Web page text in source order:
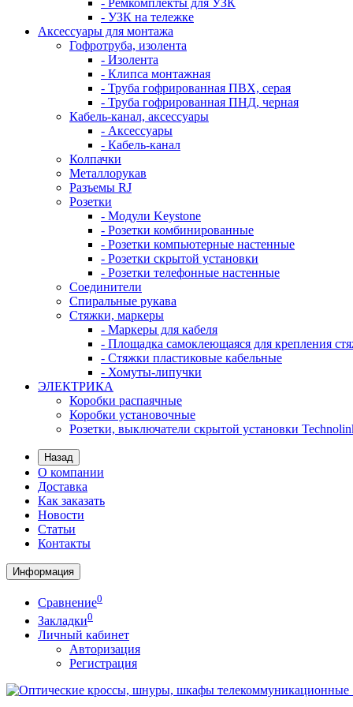
- Ремкомплекты для УЗК
- УЗК на тележке
Аксессуары для монтажа
Гофротруба, изолента
- Изолента
- Клипса монтажная
- Труба гофрированная ПВХ, серая
- Труба гофрированная ПНД, черная
Кабель-канал, аксессуары
- Аксессуары
- Кабель-канал
Колпачки
Металлорукав
Разъемы RJ
Розетки
- Модули Keystone
- Розетки комбинированные
- Розетки компьютерные настенные
- Розетки скрытой установки
- Розетки телефонные настенные
Соединители
Спиральные рукава
Стяжки, маркеры
- Маркеры для кабеля
- Площадка самоклеющаяся для крепления
- Стяжки пластиковые кабельные
- Хомуты-липучки
ЭЛЕКТРИКА
Коробки распаячные
Коробки установочные
Розетки, выключатели скрытой установки
Назад
О компании
Доставка
Как заказать
Новости
Статьи
Контакты
Информация
Сравнение0
Закладки0
Личный кабинет
Авторизация
Регистрация